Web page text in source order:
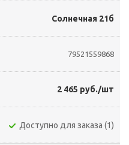
Солнечная 21б
79521559868
2 465 руб./шт
Доступно для заказа (1)